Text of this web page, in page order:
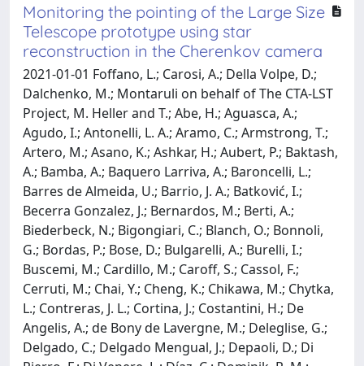
Monitoring the pointing of the Large Size
Telescope prototype using star
reconstruction in the Cherenkov camera
2021-01-01 Foffano, L.; Carosi, A.; Della Volpe, D.;
Dalchenko, M.; Montaruli on behalf of The CTA-LST
Project, M. Heller and T.; Abe, H.; Aguasca, A.;
Agudo, I.; Antonelli, L. A.; Aramo, C.; Armstrong, T.;
Artero, M.; Asano, K.; Ashkar, H.; Aubert, P.; Baktash,
A.; Bamba, A.; Baquero Larriva, A.; Baroncelli, L.;
Barres de Almeida, U.; Barrio, J. A.; Batković, I.;
Becerra Gonzalez, J.; Bernardos, M.; Berti, A.;
Biederbeck, N.; Bigongiari, C.; Blanch, O.; Bonnoli,
G.; Bordas, P.; Bose, D.; Bulgarelli, A.; Burelli, I.;
Buscemi, M.; Cardillo, M.; Caroff, S.; Cassol, F.;
Cerruti, M.; Chai, Y.; Cheng, K.; Chikawa, M.; Chytka,
L.; Contreras, J. L.; Cortina, J.; Costantini, H.; De
Angelis, A.; de Bony de Lavergne, M.; Deleglise, G.;
Delgado, C.; Delgado Mengual, J.; Depaoli, D.; Di